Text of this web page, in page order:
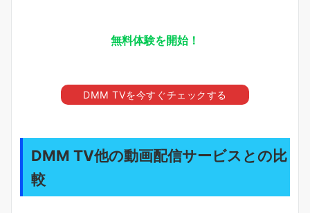
無料体験を開始！
DMM TVを今すぐチェックする
DMM TV他の動画配信サービスとの比
較